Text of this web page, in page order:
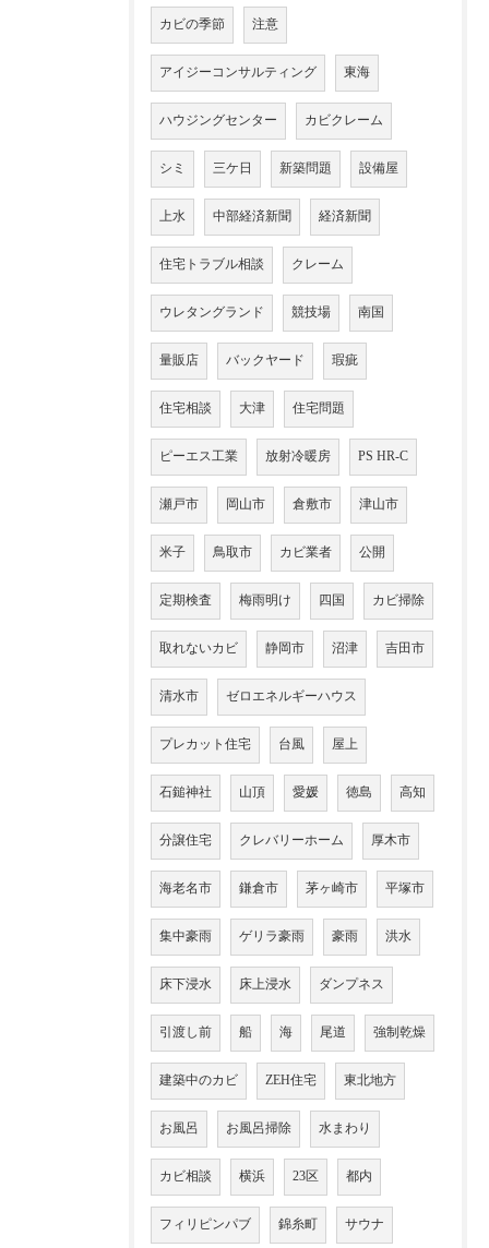
カビの季節 注意
アイジーコンサルティング 東海
ハウジングセンター カビクレーム
シミ 三ケ日 新築問題 設備屋
上水 中部経済新聞 経済新聞
住宅トラブル相談 クレーム
ウレタングランド 競技場 南国
量販店 バックヤード 瑕疵
住宅相談 大津 住宅問題
ピーエス工業 放射冷暖房 PS HR-C
瀬戸市 岡山市 倉敷市 津山市
米子 鳥取市 カビ業者 公開
定期検査 梅雨明け 四国 カビ掃除
取れないカビ 静岡市 沼津 吉田市
清水市 ゼロエネルギーハウス
プレカット住宅 台風 屋上
石鎚神社 山頂 愛媛 徳島 高知
分譲住宅 クレバリーホーム 厚木市
海老名市 鎌倉市 茅ヶ崎市 平塚市
集中豪雨 ゲリラ豪雨 豪雨 洪水
床下浸水 床上浸水 ダンプネス
引渡し前 船 海 尾道 強制乾燥
建築中のカビ ZEH住宅 東北地方
お風呂 お風呂掃除 水まわり
カビ相談 横浜 23区 都内
フィリピンパブ 錦糸町 サウナ